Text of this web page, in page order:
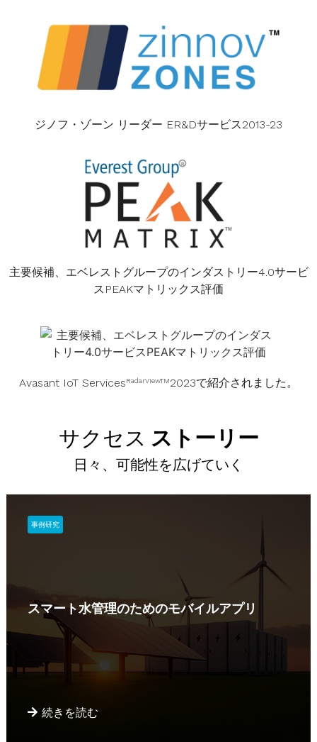
ジノフ・ゾーン リーダー ER&Dサービス2013-23
主要候補、エベレストグループのインダストリー4.0サービ
スPEAKマトリックス評価
Avasant IoT ServicesRadarViewTM2023で紹介されました。
サクセス ストーリー
日々、可能性を広げていく
スマート水管理のためのモバイルアプリ
続きを読む
事例研究